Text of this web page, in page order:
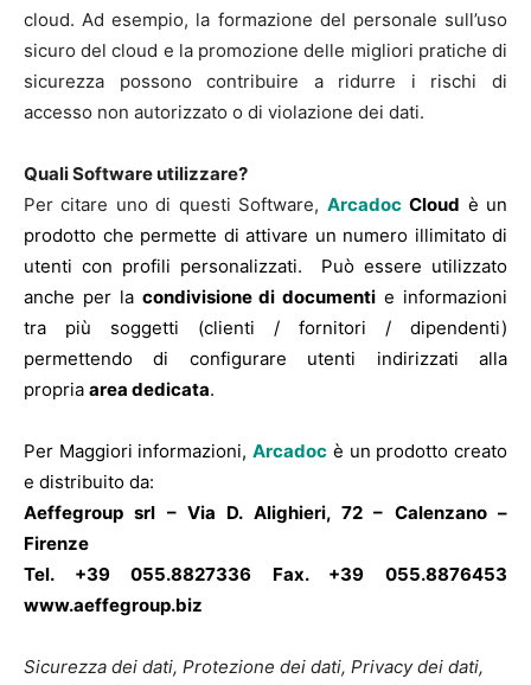
cloud. Ad esempio, la formazione del personale sull’uso
sicuro del cloud e la promozione delle migliori pratiche di
sicurezza possono contribuire a ridurre i rischi di
accesso non autorizzato o di violazione dei dati.
Quali Software utilizzare?
Per citare uno di questi Software, Arcadoc Cloud è un
prodotto che permette di attivare un numero illimitato di
utenti con profili personalizzati. Può essere utilizzato
anche per la condivisione di documenti e informazioni
tra più soggetti (clienti / fornitori / dipendenti)
permettendo di configurare utenti indirizzati alla
propria area dedicata.
Per Maggiori informazioni,Arcadoc è un prodotto creato
e distribuito da:
Aeffegroup srl – Via D. Alighieri, 72 – Calenzano –
Firenze
Tel. +39 055.8827336 Fax. +39 055.8876453
www.aeffegroup.biz
Sicurezza dei dati, Protezione dei dati, Privacy dei dati,